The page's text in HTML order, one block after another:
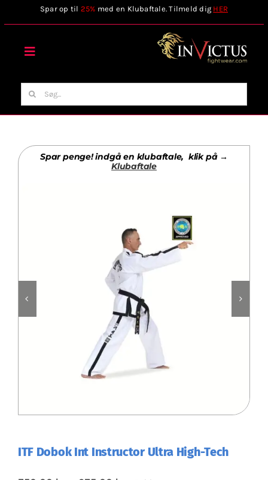
to
Spar op til 25% med en Klubaftale. Tilmeld dig HER
Toggle
Forside
Stilart / Kampsport
Klubaftalesider – Find din klub
Søg
efter:
Spar penge! indgå en klubaftale, klik på →
Klubaftale
ITF Dobok Int Instructor Ultra High-Tech